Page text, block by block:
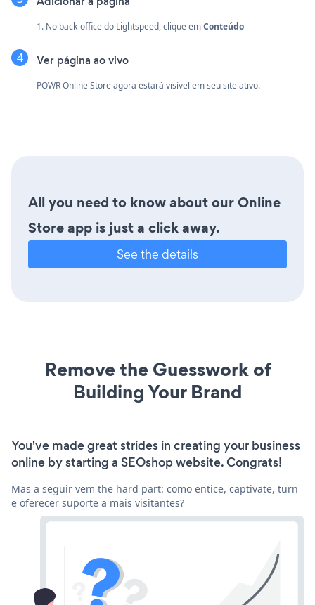
1. No back-office do Lightspeed, clique emConteúdo
Ver página ao vivo
POWR Online Store agora estará visível em seu site ativo.
All you need to know about our Online
Store app is just a click away.
See the details
Remove the Guesswork of
Building Your Brand
You've made great strides in creating your business
online by starting a SEOshop website. Congrats!
Mas a seguir vem the hard part: como entice, captivate, turn
e oferecer suporte a mais visitantes?